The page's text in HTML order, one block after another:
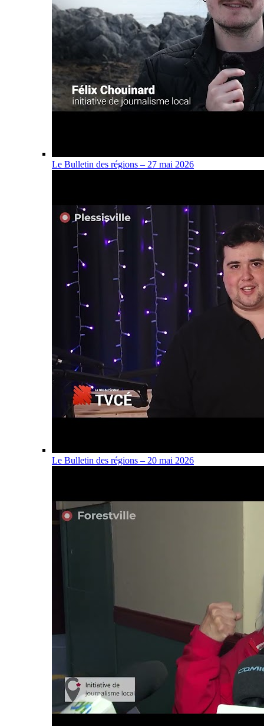
Le Bulletin des régions – 27 mai 2026
Le Bulletin des régions – 20 mai 2026